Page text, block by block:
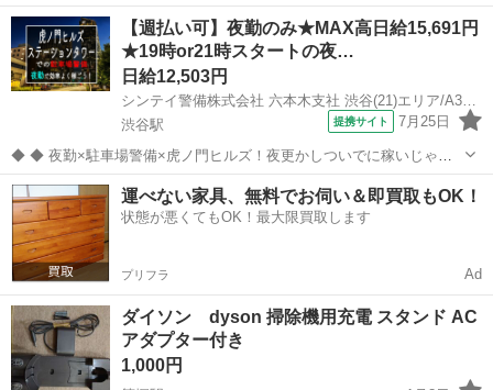
電器付き ・替えのバッテリーあり 写真にあるものが全てとなります。
※４年使用し、動作確認もしております。 ・中古品のためご了承の
上...
東京 渋谷区 渋谷駅 生活家電 SHARP
【週払い可】夜勤のみ★MAX高日給15,691円
★19時or21時スタートの夜…
日給12,503円
シンテイ警備株式会社 六本木支社 渋谷(21)エリア/A3203200117
渋谷駅
提携サイト 7月25日
◆ ◆ 夜勤×駐車場警備×虎ノ門ヒルズ！夜更かしついでに稼いじゃお
う☆ 虎ノ門ヒルズステーションタワーの駐車場で 誘導・案内などのシ
ンプル業務をお任せ！ 夜勤ならではの高日給だから 少ない勤務日数で
も効率的に稼げます！ ...
東京 渋谷区 渋谷駅 警備員
運べない家具、無料でお伺い＆即買取もOK！
状態が悪くてもOK！最大限買取します
プリフラ Ad
ダイソン dyson 掃除機用充電 スタンド AC
アダプター付き
1,000円